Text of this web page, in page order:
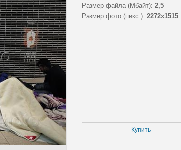
Размер файла (Мбайт): 2,5
Размер фото (пикс.): 2272x1515
Купить